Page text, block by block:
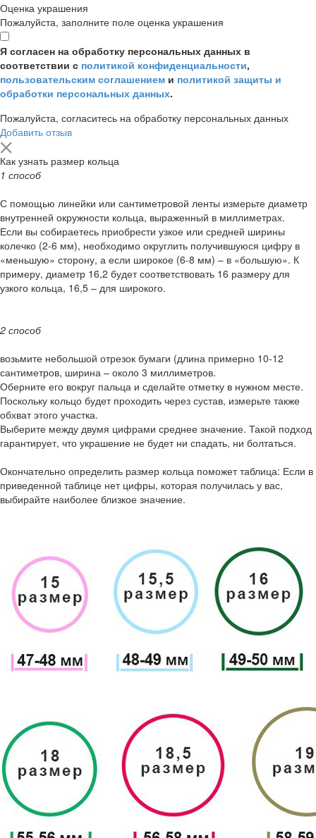
Оценка украшения
Пожалуйста, заполните поле оценка украшения
Я согласен на обработку персональных данных в
соответствии с политикой конфиденциальности,
пользовательским соглашением и политикой защиты и
обработки персональных данных.
Пожалуйста, согласитесь на обработку персональных данных
Добавить отзыв
Как узнать размер кольца
1 способ
С помощью линейки или сантиметровой ленты измерьте диаметр
внутренней окружности кольца, выраженный в миллиметрах.
Если вы собираетесь приобрести узкое или средней ширины
колечко (2-6 мм), необходимо округлить получившуюся цифру в
«меньшую» сторону, а если широкое (6-8 мм) – в «большую». К
примеру, диаметр 16,2 будет соответствовать 16 размеру для
узкого кольца, 16,5 – для широкого.
2 способ
возьмите небольшой отрезок бумаги (длина примерно 10-12
сантиметров, ширина – около 3 миллиметров.
Оберните его вокруг пальца и сделайте отметку в нужном месте.
Поскольку кольцо будет проходить через сустав, измерьте также
обхват этого участка.
Выберите между двумя цифрами среднее значение. Такой подход
гарантирует, что украшение не будет ни спадать, ни болтаться.
Окончательно определить размер кольца поможет таблица: Если в
приведенной таблице нет цифры, которая получилась у вас,
выбирайте наиболее близкое значение.